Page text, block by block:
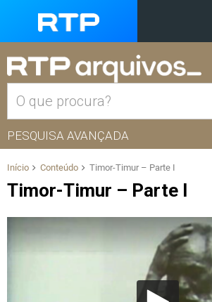
PESQUISA AVANÇADA
Início Conteúdo Timor-Timur – Parte I
Timor-Timur – Parte I